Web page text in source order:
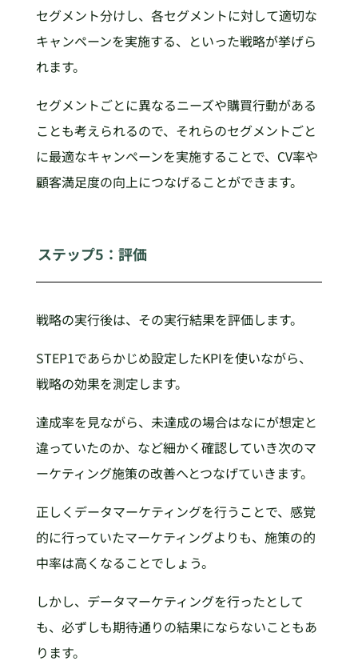
セグメント分けし、各セグメントに対して適切な
キャンペーンを実施する、といった戦略が挙げら
れます。
セグメントごとに異なるニーズや購買行動がある
ことも考えられるので、それらのセグメントごと
に最適なキャンペーンを実施することで、CV率や
顧客満足度の向上につなげることができます。
ステップ5：評価
戦略の実行後は、その実行結果を評価します。
STEP1であらかじめ設定したKPIを使いながら、
戦略の効果を測定します。
達成率を見ながら、未達成の場合はなにが想定と
違っていたのか、など細かく確認していき次のマ
ーケティング施策の改善へとつなげていきます。
正しくデータマーケティングを行うことで、感覚
的に行っていたマーケティングよりも、施策の的
中率は高くなることでしょう。
しかし、データマーケティングを行ったとして
も、必ずしも期待通りの結果にならないこともあ
ります。